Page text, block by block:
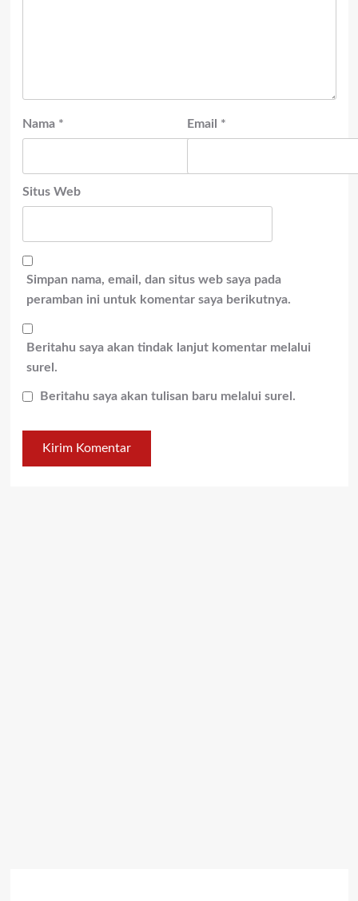
Nama * Email *
Situs Web
Simpan nama, email, dan situs web saya pada
peramban ini untuk komentar saya berikutnya.
Beritahu saya akan tindak lanjut komentar melalui
surel.
Beritahu saya akan tulisan baru melalui surel.